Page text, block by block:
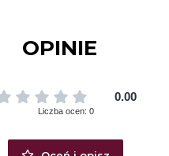
OPINIE
0.00
Liczba ocen: 0